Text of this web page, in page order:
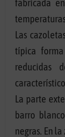
fabricada
Las
típica
reducidas
La parte
barro
negras. En